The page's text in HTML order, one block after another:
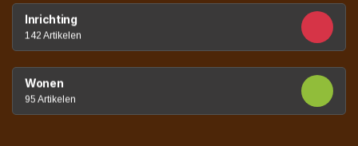
Inrichting
142 Artikelen
Wonen
95 Artikelen